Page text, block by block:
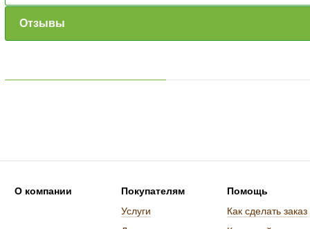
Отзывы
О компании
Покупателям
Услуги
Помощь
Как сделать заказ